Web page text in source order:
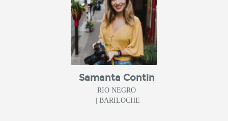
Samanta Contin
RIO NEGRO
| BARILOCHE